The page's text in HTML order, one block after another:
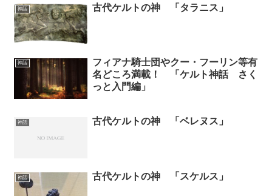
神話 古代ケルトの神 「タラニス」
神話
フィアナ騎士団やクー・フーリン等有
名どころ満載！ 「ケルト神話 さく
っと入門編」
神話 古代ケルトの神 「ベレヌス」
神話 古代ケルトの神 「スケルス」